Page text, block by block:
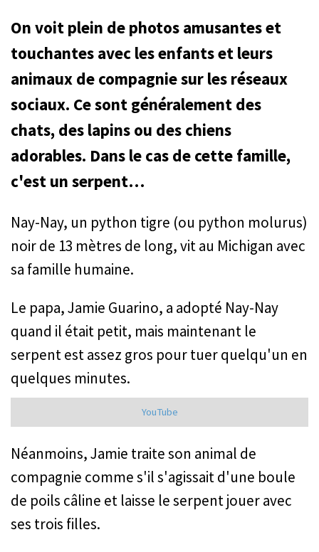
On voit plein de photos amusantes et
touchantes avec les enfants et leurs
animaux de compagnie sur les réseaux
sociaux. Ce sont généralement des
chats, des lapins ou des chiens
adorables. Dans le cas de cette famille,
c'est un serpent…
Nay-Nay, un python tigre (ou python molurus)
noir de 13 mètres de long, vit au Michigan avec
sa famille humaine.
Le papa, Jamie Guarino, a adopté Nay-Nay
quand il était petit, mais maintenant le
serpent est assez gros pour tuer quelqu'un en
quelques minutes.
YouTube
Néanmoins, Jamie traite son animal de
compagnie comme s'il s'agissait d'une boule
de poils câline et laisse le serpent jouer avec
ses trois filles.